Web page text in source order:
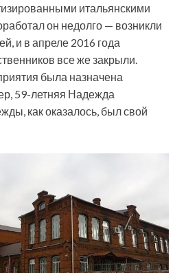
итальянскими
он недолго — возникли
и в апреле 2016 года
все же закрыли.
была назначена
59-летняя Надежда
как оказалось, был свой